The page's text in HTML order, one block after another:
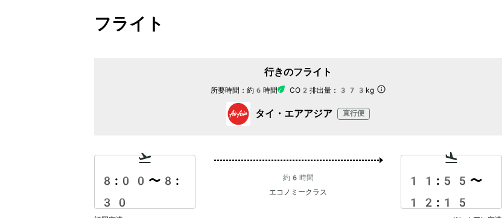
フライト
行きのフライト
所要時間： 約6時間 CO2排出量： 373kg
タイ・エアアジア 直行便
8:00 〜 8:
30
約6時間
エコノミークラス
11:55 〜
12:15